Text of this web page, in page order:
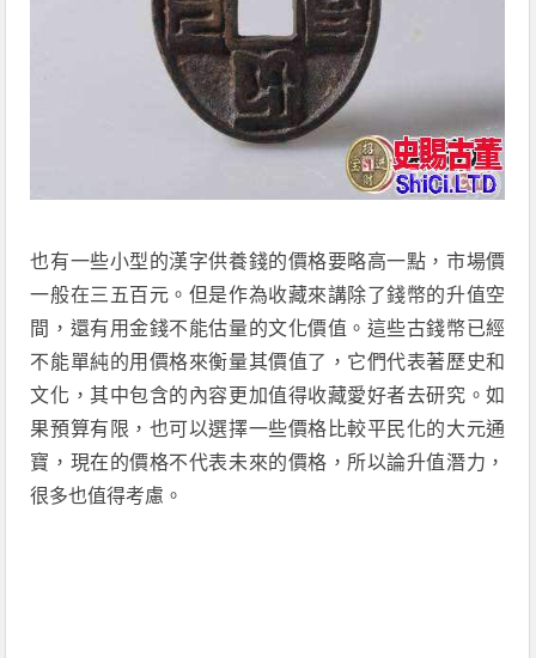
也有一些小型的漢字供養錢的價格要略高一點，市場價
一般在三五百元。但是作為收藏來講除了錢幣的升值空
間，還有用金錢不能估量的文化價值。這些古錢幣已經
不能單純的用價格來衡量其價值了，它們代表著歷史和
文化，其中包含的內容更加值得收藏愛好者去研究。如
果預算有限，也可以選擇一些價格比較平民化的大元通
寶，現在的價格不代表未來的價格，所以論升值潛力，
很多也值得考慮。